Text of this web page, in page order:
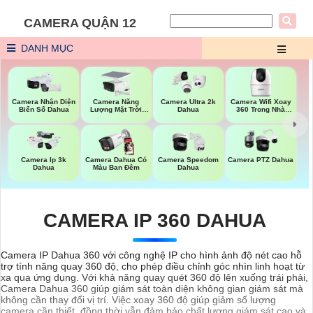
CAMERA QUẬN 12
DANH MỤC
Camera Nhận Diện
Biển Số Dahua
Camera Năng
Lượng Mặt Trời
Camera Ultra 2k
Dahua
Camera Wifi Xoay
360 Trong Nhà
Camera Ip 3k
Dahua
Camera Dahua Có
Màu Ban Đêm
Camera Speedom
Dahua
Camera PTZ Dahua
CAMERA IP 360 DAHUA
Camera IP Dahua 360 với công nghệ IP cho hình ảnh độ nét cao hỗ
trợ tính năng quay 360 độ, cho phép điều chỉnh góc nhìn linh hoạt từ
xa qua ứng dụng. Với khả năng quay quét 360 độ lên xuống trái phải,
Camera Dahua 360 giúp giám sát toàn diện không gian giám sát mà
không cần thay đổi vị trí. Việc xoay 360 độ giúp giảm số lượng